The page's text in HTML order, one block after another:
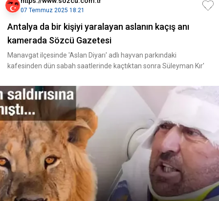
07 Temmuz 2025 18:21
Antalya da bir kişiyi yaralayan aslanın kaçış anı
kamerada Sözcü Gazetesi
Manavgat ilçesinde 'Aslan Diyarı' adlı hayvan parkındaki
kafesinden dün sabah saatlerinde kaçtıktan sonra Süleyman Kır'